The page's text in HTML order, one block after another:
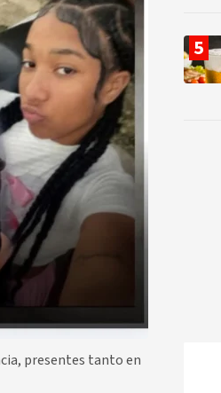
presentes tanto en